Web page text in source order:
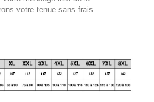
votre tenue sans frais